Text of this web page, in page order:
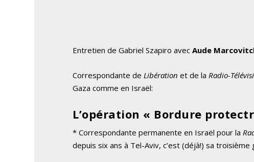
Entretien de Gabriel Szapiro avecAude
Correspondante deLibération et de laRadio-
Gaza comme en Israël:
L’opération « Bordure
* Correspondante permanente en Israël pour la
depuis six ans à Tel-Aviv, c’est (déjà!) sa troisième